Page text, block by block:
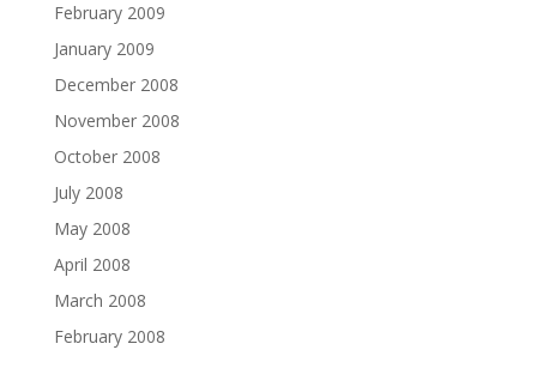
February 2009
January 2009
December 2008
November 2008
October 2008
July 2008
May 2008
April 2008
March 2008
February 2008